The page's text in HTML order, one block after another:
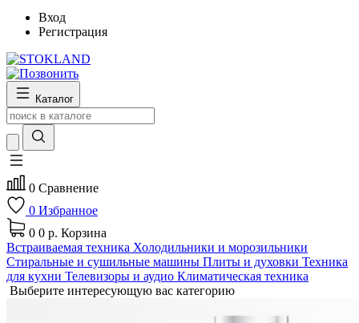
Вход
Регистрация
Каталог
0 Сравнение
0 Избранное
0 0 р. Корзина
Встраиваемая техника Холодильники и морозильники
Стиральные и сушильные машины Плиты и духовки Техника
для кухни Телевизоры и аудио Климатическая техника
Выберите интересующую вас категорию